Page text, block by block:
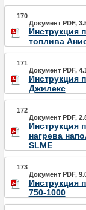
170
Документ PDF,
Инструкция
топлива
171
Документ PDF,
Инструкция
Джилекс
172
Документ PDF,
Инструкция
нагрева
SLME
173
Документ PDF,
Инструкция
750-1000